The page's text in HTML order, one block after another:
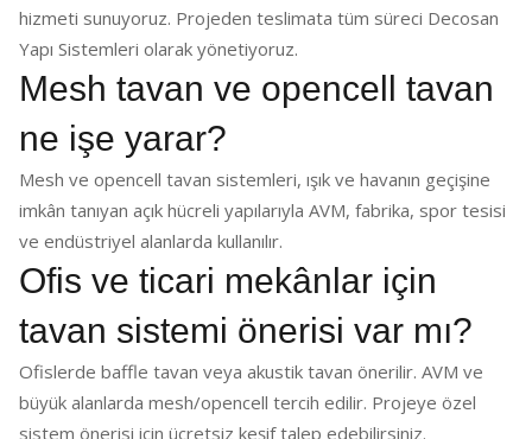
hizmeti sunuyoruz. Projeden teslimata tüm süreci Decosan
Yapı Sistemleri olarak yönetiyoruz.
Mesh tavan ve opencell tavan
ne işe yarar?
Mesh ve opencell tavan sistemleri, ışık ve havanın geçişine
imkân tanıyan açık hücreli yapılarıyla AVM, fabrika, spor tesisi
ve endüstriyel alanlarda kullanılır.
Ofis ve ticari mekânlar için
tavan sistemi önerisi var mı?
Ofislerde baffle tavan veya akustik tavan önerilir. AVM ve
büyük alanlarda mesh/opencell tercih edilir. Projeye özel
sistem önerisi için ücretsiz keşif talep edebilirsiniz.